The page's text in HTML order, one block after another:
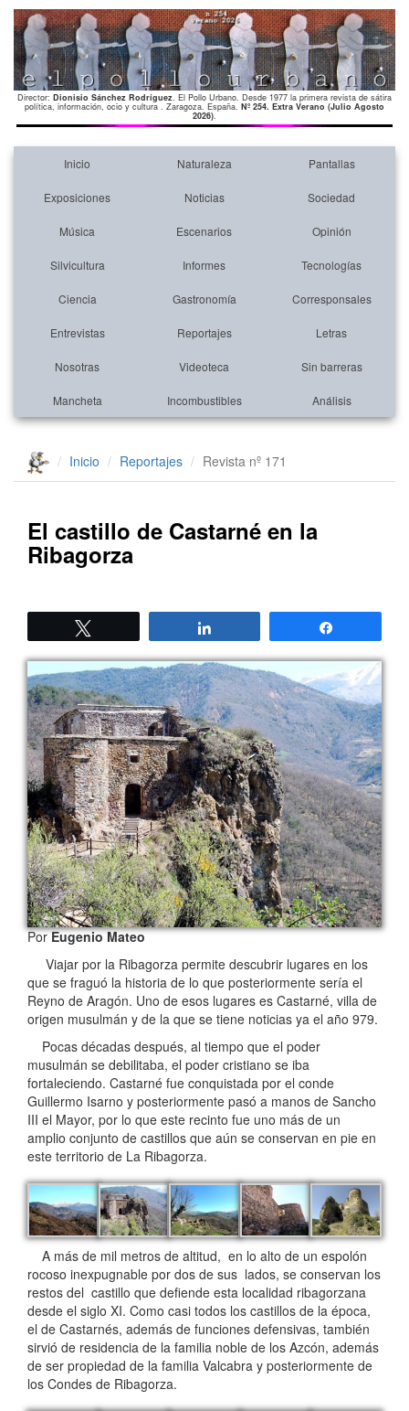
Director: Dionisio Sánchez Rodríguez. El Pollo Urbano. Desde 1977 la primera revista de sátira
política, información, ocio y cultura . Zaragoza. España. Nº 254. Extra Verano (Julio Agosto
2026).
Inicio Naturaleza Pantallas
Exposiciones Noticias Sociedad
Música Escenarios Opinión
Silvicultura Informes Tecnologías
Ciencia Gastronomía Corresponsales
Entrevistas Reportajes Letras
Nosotras Videoteca Sin barreras
Mancheta Incombustibles Análisis
Inicio Reportajes Revista nº 171
El castillo de Castarné en la
Ribagorza
PorEugenio Mateo
Viajar por la Ribagorza permite descubrir lugares en los
que se fraguó la historia de lo que posteriormente sería el
Reyno de Aragón. Uno de esos lugares es Castarné, villa de
origen musulmán y de la que se tiene noticias ya el año 979.
Pocas décadas después, al tiempo que el poder
musulmán se debilitaba, el poder cristiano se iba
fortaleciendo. Castarné fue conquistada por el conde
Guillermo Isarno y posteriormente pasó a manos de Sancho
III el Mayor, por lo que este recinto fue uno más de un
amplio conjunto de castillos que aún se conservan en pie en
este territorio de La Ribagorza.
A más de mil metros de altitud, en lo alto de un espolón
rocoso inexpugnable por dos de sus lados, se conservan los
restos del castillo que defiende esta localidad ribagorzana
desde el siglo XI. Como casi todos los castillos de la época,
el de Castarnés, además de funciones defensivas, también
sirvió de residencia de la familia noble de los Azcón, además
de ser propiedad de la familia Valcabra y posteriormente de
los Condes de Ribagorza.